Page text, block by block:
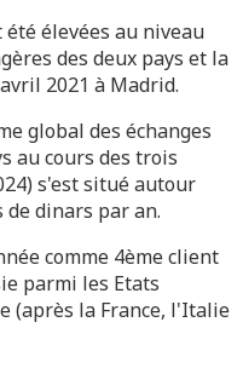
élevées au niveau
des deux pays et la
2021 à Madrid.
global des échanges
au cours des trois
s'est situé autour
dinars par an.
comme 4ème client
parmi les Etats
(après la France, l'Italie